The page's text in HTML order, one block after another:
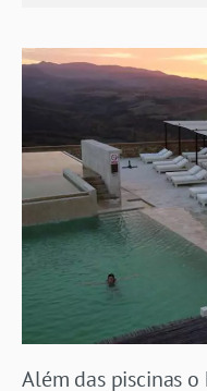
Além das piscinas